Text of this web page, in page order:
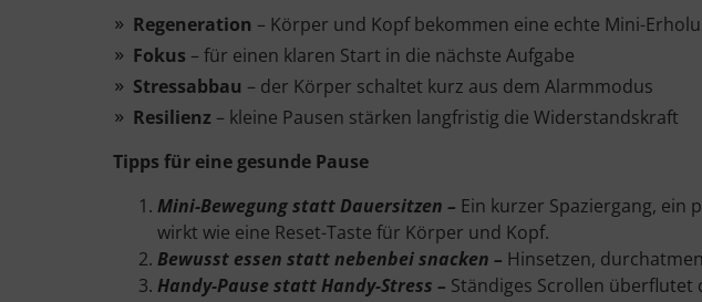
Regeneration – Körper und Kopf bekommen eine echte Mini-
Fokus – für einen klaren Start in die nächste Aufgabe
Stressabbau – der Körper schaltet kurz aus dem Alarmmodus
Resilienz – kleine Pausen stärken langfristig die Widerstandskraft
Tipps für eine gesunde Pause
Mini-Bewegung statt Dauersitzen – Ein kurzer Spaziergang, ein
wirkt wie eine Reset-Taste für Körper und Kopf.
Bewusst essen statt nebenbei snacken – Hinsetzen,
Handy-Pause statt Handy-Stress – Ständiges Scrollen überflutet